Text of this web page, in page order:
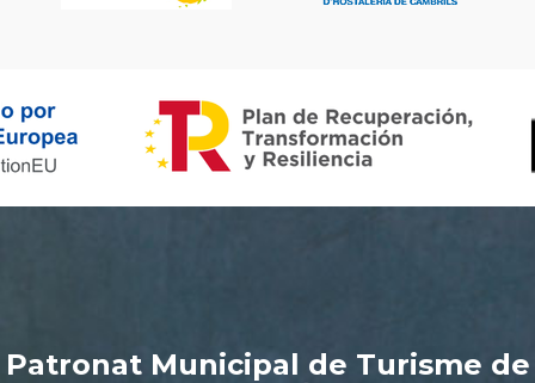
Patronat Municipal de Turisme de